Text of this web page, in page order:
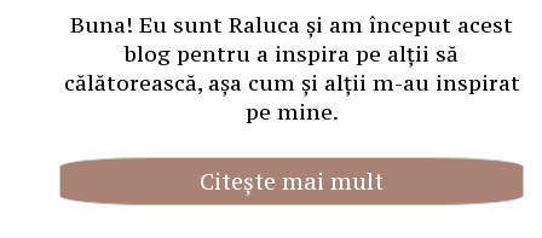
Buna! Eu sunt Raluca și am început acest
blog pentru a inspira pe alții să
călătorească, așa cum și alții m-au inspirat
pe mine.
Citește mai mult